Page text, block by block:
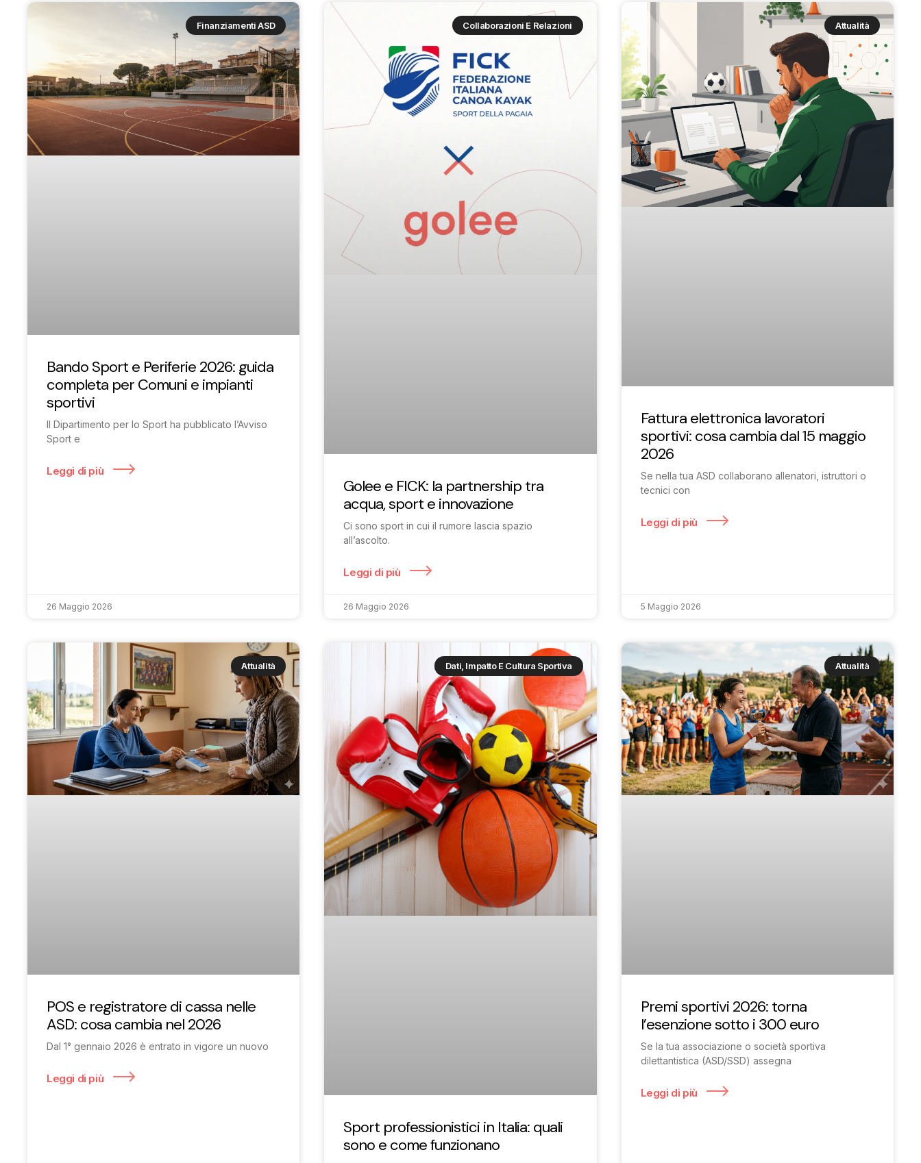
Finanziamenti ASD
Bando Sport e Periferie 2026: guida
completa per Comuni e impianti
sportivi
Il Dipartimento per lo Sport ha pubblicato l’Avviso
Sport e
Leggi di più
26 Maggio 2026
Collaborazioni E Relazioni
Golee e FICK: la partnership tra
acqua, sport e innovazione
Ci sono sport in cui il rumore lascia spazio
all’ascolto.
Leggi di più
26 Maggio 2026
Attualità
Fattura elettronica lavoratori
sportivi: cosa cambia dal 15 maggio
2026
Se nella tua ASD collaborano allenatori, istruttori o
tecnici con
Leggi di più
5 Maggio 2026
Attualità
POS e registratore di cassa nelle
ASD: cosa cambia nel 2026
Dal 1° gennaio 2026 è entrato in vigore un nuovo
Leggi di più
Dati, Impatto E Cultura Sportiva
Sport professionistici in Italia: quali
sono e come funzionano
Attualità
Premi sportivi 2026: torna
l’esenzione sotto i 300 euro
Se la tua associazione o società sportiva
dilettantistica (ASD/SSD) assegna
Leggi di più